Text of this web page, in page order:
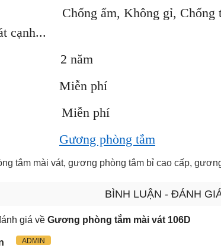
ẩm, Không gỉ, Chống trầy
cạnh...
năm
Miễn phí
phí
Gương phòng tắm
tắm mài vát, gương phòng tắm bỉ cao cấp,
BÌNH LUẬN - ĐÁNH
giá về Gương phòng tắm mài vát 106D
ADMIN